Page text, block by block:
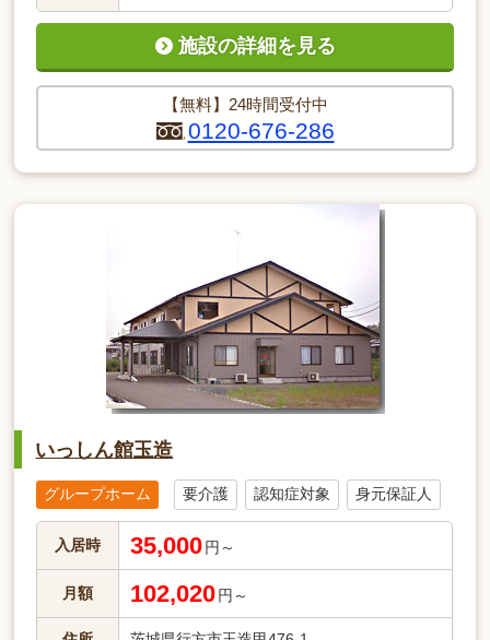
【無料】24時間受付中
0120-676-286
施設の詳細を見る
いっしん館玉造
グループホーム 要介護 認知症対象 身元保証人
入居時 35,000 円～
月額 102,020 円～